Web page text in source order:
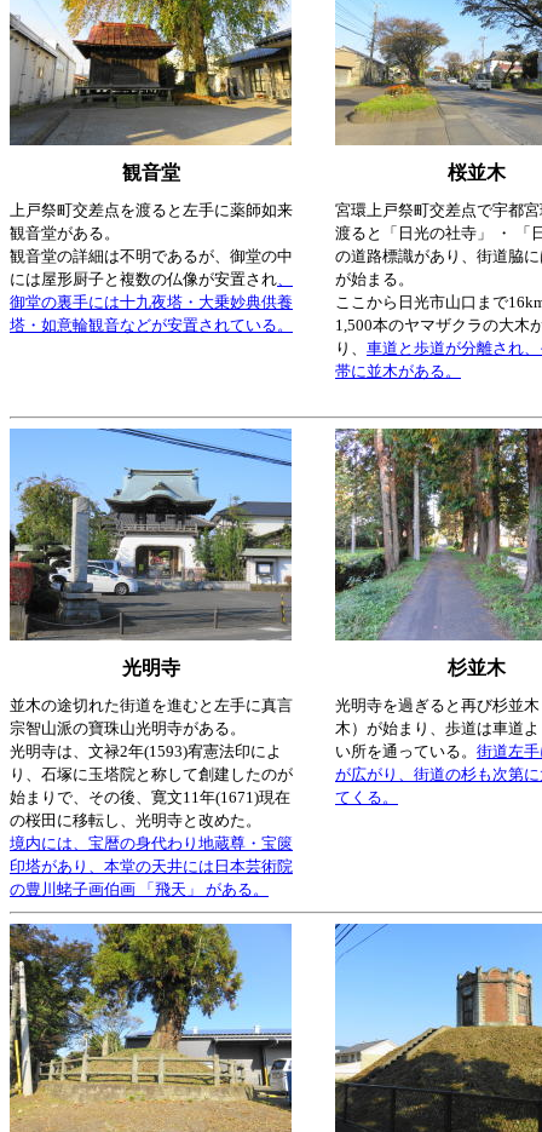
観音堂 桜並木
上戸祭町交差点を渡ると左手に薬師如来
観音堂がある。
観音堂の詳細は不明であるが、御堂の中
には屋形厨子と複数の仏像が安置され、
御堂の裏手には十九夜塔・大乗妙典供養
塔・如意輪観音などが安置されている。
宮環上戸祭町交差点で宇都
渡ると「日光の社寺」 ・ 「
の道路標識があり、街道脇
が始まる。
ここから日光市山口まで
1,500本のヤマザクラの大木
り、 車道と歩道が分離され
帯に並木がある。
光明寺 杉並木
並木の途切れた街道を進むと左手に真言
宗智山派の寶珠山光明寺がある。
光明寺は、文禄2年(1593)宥憲法印によ
り、石塚に玉塔院と称して創建したのが
始まりで、その後、寛文11年(1671)現在
の桜田に移転し、光明寺と改めた。
境内には、宝暦の身代わり地蔵尊・宝篋
印塔があり、本堂の天井には日本芸術院
の豊川蛯子画伯画 「飛天」 がある。
光明寺を過ぎると再び杉並
木）が始まり、歩道は車道
い所を通っている。 街道左
が広がり、街道の杉も次第
てくる。